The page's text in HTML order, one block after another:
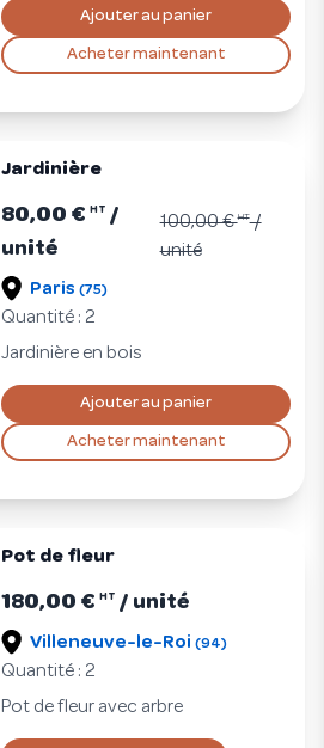
Ajouter au panier
Acheter maintenant
Jardinière
80,00 € HT
/
unité
100,00 €HT/
unité
Paris (75)
Quantité : 2
Jardinière en bois
Ajouter au panier
Acheter maintenant
Pot de fleur
180,00 € HT / unité
Villeneuve-le-Roi (94)
Quantité : 2
Pot de fleur avec arbre